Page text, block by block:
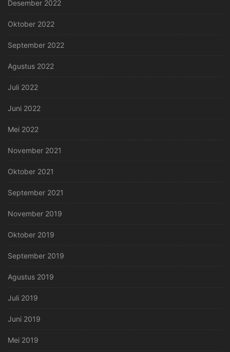
Desember 2022
Oktober 2022
September 2022
Agustus 2022
Juli 2022
Juni 2022
Mei 2022
November 2021
Oktober 2021
September 2021
November 2019
Oktober 2019
September 2019
Agustus 2019
Juli 2019
Juni 2019
Mei 2019